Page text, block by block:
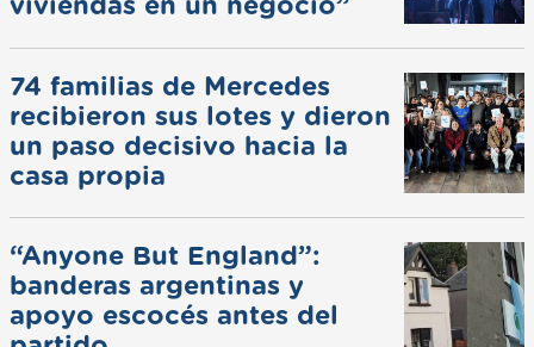
viviendas en un negocio”
74 familias de Mercedes
recibieron sus lotes y dieron
un paso decisivo hacia la
casa propia
“Anyone But England”:
banderas argentinas y
apoyo escocés antes del